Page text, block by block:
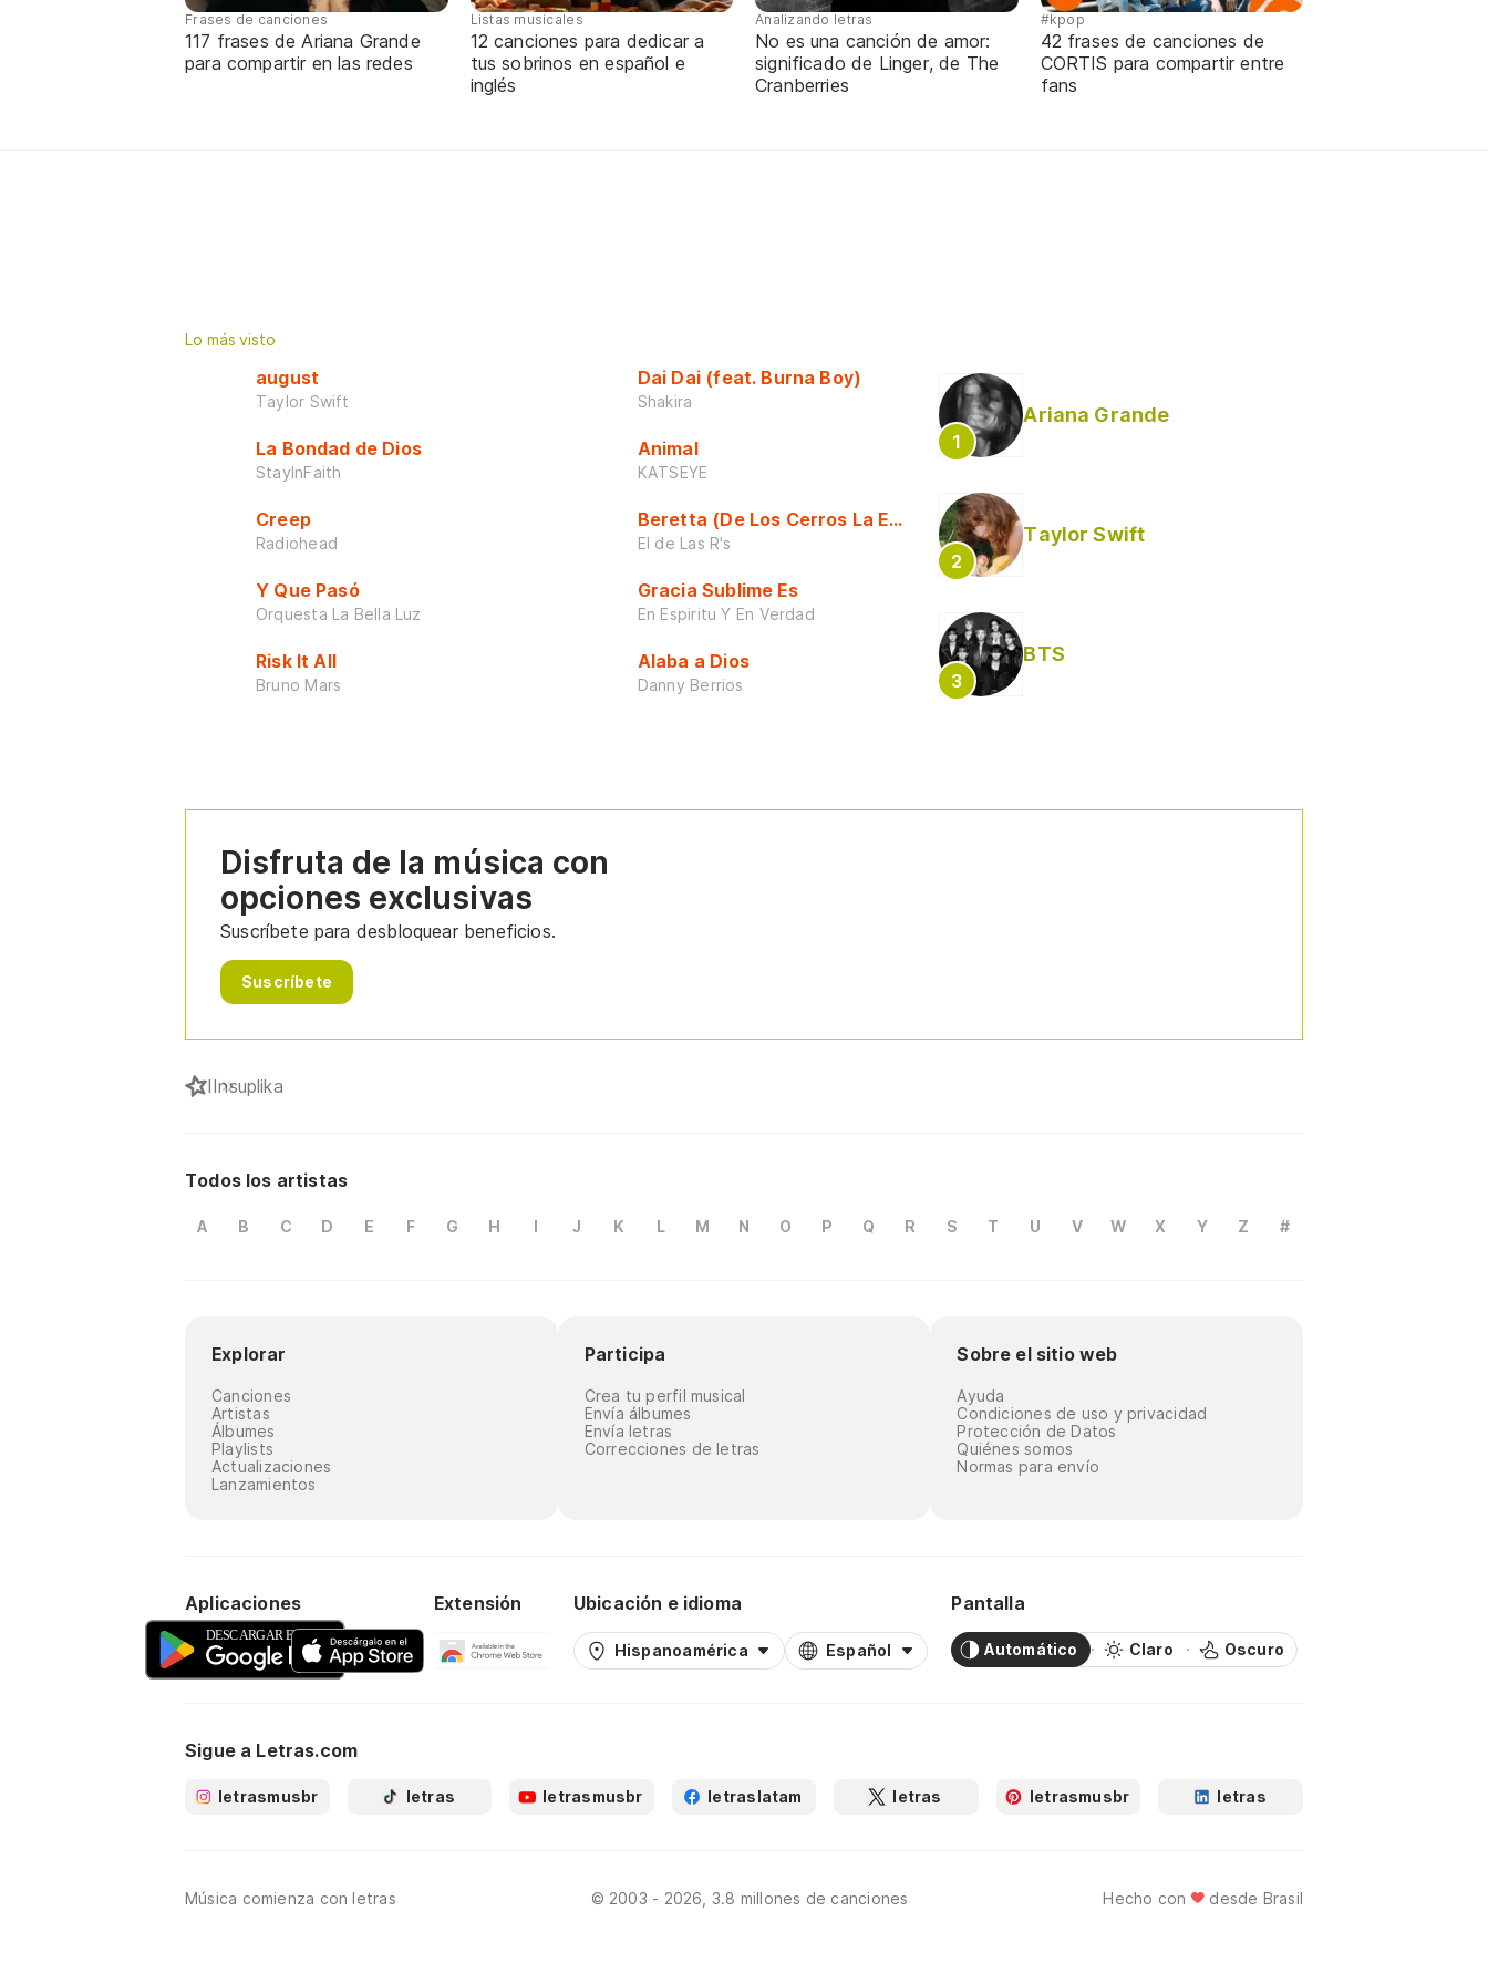
Frases de canciones
117 frases de Ariana Grande
para compartir en las redes
Listas musicales
12 canciones para dedicar a
tus sobrinos en español e
inglés
Analizando letras
No es una canción de amor:
significado de Linger, de The
Cranberries
#kpop
42 frases de canciones de
CORTIS para compartir entre
fans
Lo más visto
august
Taylor Swift
La Bondad de Dios
StayInFaith
Creep
Radiohead
Y Que Pasó
Orquesta La Bella Luz
Risk It All
Bruno Mars
Dai Dai (feat. Burna Boy)
Shakira
Animal
KATSEYE
Beretta (De Los Cerros La Escuela)
El de Las R's
Gracia Sublime Es
En Espiritu Y En Verdad
Alaba a Dios
Danny Berrios
Ariana Grande
Taylor Swift
BTS
Disfruta de la música con
opciones exclusivas
Suscríbete para desbloquear beneficios.
Suscríbete
IInsuplika
Todos los artistas
A B C D E F G H I J K L M N O P Q R S T U V W X Y Z #
Explorar
Canciones
Artistas
Álbumes
Playlists
Actualizaciones
Lanzamientos
Participa
Crea tu perfil musical
Envía álbumes
Envía letras
Correcciones de letras
Sobre el sitio web
Ayuda
Condiciones de uso y privacidad
Protección de Datos
Quiénes somos
Normas para envío
Aplicaciones Extensión Ubicación e idioma
Hispanoamérica Español
Pantalla
Automático Claro Oscuro
Sigue a Letras.com
letrasmusbr letras letrasmusbr letraslatam letras letrasmusbr letras
Música comienza con letras © 2003 - 2026, 3.8 millones de canciones Hecho con desde Brasil